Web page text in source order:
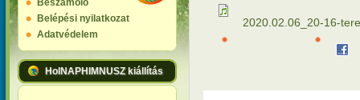
Beszámoló
Belépési nyilatkozat
Adatvédelem
HolNAPHIMNUSZ kiállítás
2020.02.06_20-16-